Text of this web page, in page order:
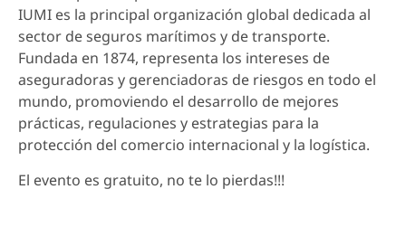
IUMI es la principal organización global dedicada al
sector de seguros marítimos y de transporte.
Fundada en 1874, representa los intereses de
aseguradoras y gerenciadoras de riesgos en todo el
mundo, promoviendo el desarrollo de mejores
prácticas, regulaciones y estrategias para la
protección del comercio internacional y la logística.
El evento es gratuito, no te lo pierdas!!!